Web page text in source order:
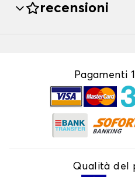
recensioni
Pagamenti
Qualità del